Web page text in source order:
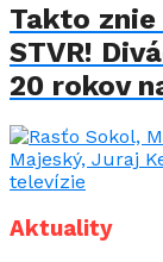
Takto
STVR!
20 rokov
Aktuality